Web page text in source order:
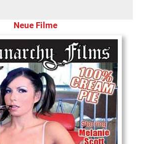
Neue Filme